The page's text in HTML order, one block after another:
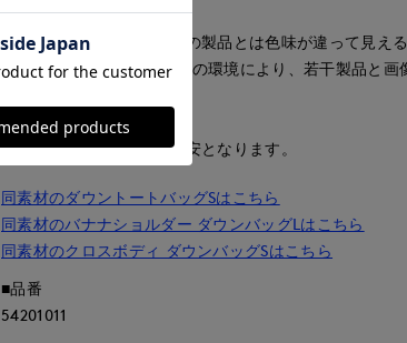
■照明の関係により、実際の製品とは色味が違って見え
コン・スマートフォンなどの環境により、若干製品と画
■サイズ表記はあくまで目安となります。
同素材のダウントートバッグSはこちら
同素材のバナナショルダー ダウンバッグLはこちら
同素材のクロスボディ ダウンバッグSはこちら
■品番
54201011